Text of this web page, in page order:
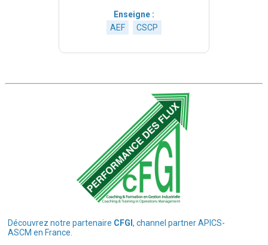
Enseigne :
AEF
CSCP
Découvrez notre partenaire CFGI, channel partner APICS-
ASCM en France.